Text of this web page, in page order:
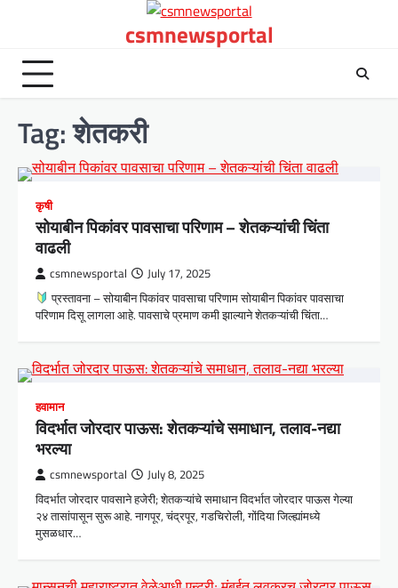
csmnewsportal
Tag:शेतकरी
कृषी
सोयाबीन पिकांवर पावसाचा परिणाम – शेतकऱ्यांची चिंता
वाढली
csmnewsportal July 17, 2025
प्रस्तावना – सोयाबीन पिकांवर पावसाचा परिणाम सोयाबीन पिकांवर पावसाचा
परिणाम दिसू लागला आहे. पावसाचे प्रमाण कमी झाल्याने शेतकऱ्यांची चिंता…
हवामान
विदर्भात जोरदार पाऊस: शेतकऱ्यांचे समाधान, तलाव-नद्या
भरल्या
csmnewsportal July 8, 2025
विदर्भात जोरदार पावसाने हजेरी; शेतकऱ्यांचे समाधान विदर्भात जोरदार पाऊस गेल्या
२४ तासांपासून सुरू आहे. नागपूर, चंद्रपूर, गडचिरोली, गोंदिया जिल्ह्यांमध्ये
मुसळधार…